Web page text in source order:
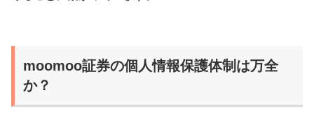
moomoo証券の個人情報保護体制は万全
か？